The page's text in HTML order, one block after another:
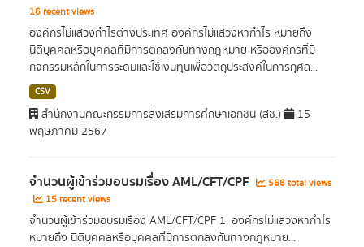
16 recent views
องค์กรไม่แสวงกำไรต่างประเทศ องค์กรไม่แสวงหากำไร หมายถึง
นิติบุคคลหรือบุคคลที่มีการตกลงกันทางกฎหมาย หรือองค์กรที่มี
กิจกรรมหลักในการระดมและใช้เงินทุนเพื่อวัตถุประสงค์ในการกุศล...
CSV
สำนักงานคณะกรรมการส่งเสริมการศึกษาเอกชน (สช.)
15
พฤษภาคม 2567
จำนวนผู้เข้าร่วมอบรมเรื่อง AML/CFT/CPF
568 total views
15 recent views
จำนวนผู้เข้าร่วมอบรมเรื่อง AML/CFT/CPF 1. องค์กรไม่แสวงหากำไร
หมายถึง นิติบุคคลหรือบุคคลที่มีการตกลงกันทางกฎหมาย...